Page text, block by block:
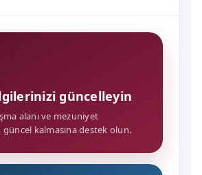
güncelleyin
alanı ve mezuniyet
kalmasına destek olun.